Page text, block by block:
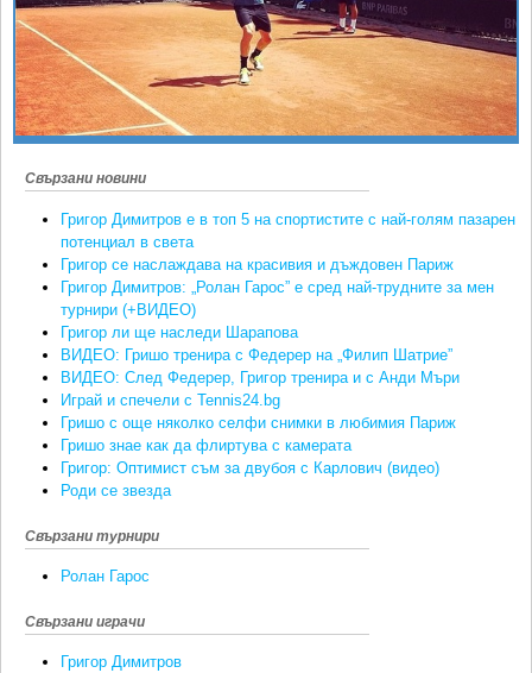
КЛУБОВЕ
БЛОГ
ВИДЕО
РАКЕТНИ
Спорт&Фитнес
Други
Любители
Свързани новини
Григор Димитров е в топ 5 на спортистите с най-голям пазарен
потенциал в света
Григор се наслаждава на красивия и дъждовен Париж
Григор Димитров: „Ролан Гарос” е сред най-трудните за мен
турнири (+ВИДЕО)
Григор ли ще наследи Шарапова
ВИДЕО: Гришо тренира с Федерер на „Филип Шатрие”
ВИДЕО: След Федерер, Григор тренира и с Анди Мъри
Играй и спечели с Tennis24.bg
Гришо с още няколко селфи снимки в любимия Париж
Гришо знае как да флиртува с камерата
Григор: Оптимист съм за двубоя с Карлович (видео)
Роди се звезда
Свързани турнири
Ролан Гарос
Свързани играчи
Григор Димитров